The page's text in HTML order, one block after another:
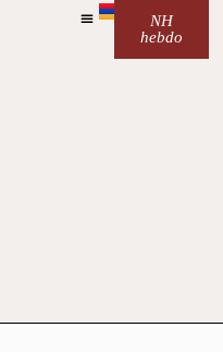
NH
hebdo